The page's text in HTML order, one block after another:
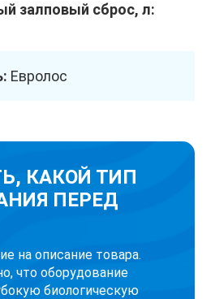
залповый сброс, л:
Евролос
КАКОЙ ТИП
ПЕРЕД
на описание товара.
что оборудование
биологическую